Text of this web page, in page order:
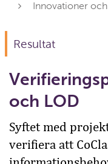
Innovationer
Resultat
och LOD
Syftet med
verifiera att